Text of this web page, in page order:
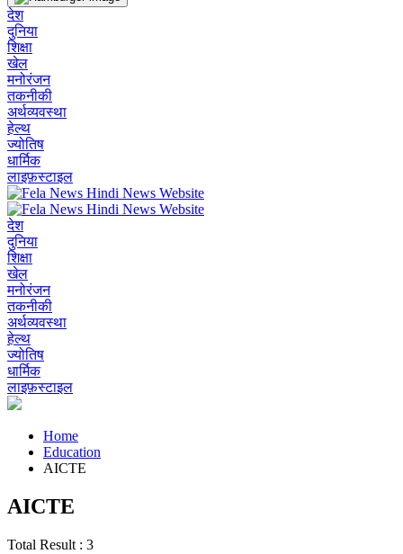
देश
दुनिया
शिक्षा
खेल
मनोरंजन
तकनीकी
अर्थव्यवस्था
हेल्थ
ज्योतिष
धार्मिक
लाइफ़स्टाइल
देश
दुनिया
शिक्षा
खेल
मनोरंजन
तकनीकी
अर्थव्यवस्था
हेल्थ
ज्योतिष
धार्मिक
लाइफ़स्टाइल
Home
Education
AICTE
AICTE
Total Result : 3